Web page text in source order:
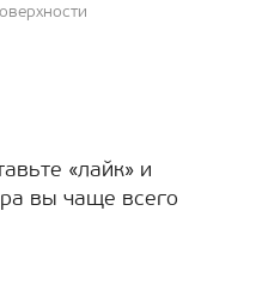
«лайк» и
вы чаще всего